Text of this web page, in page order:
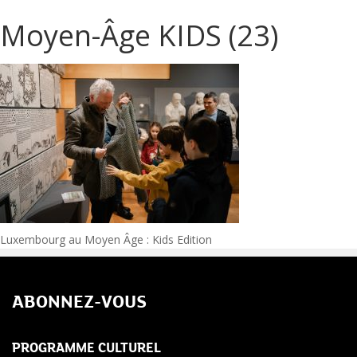
Moyen-Âge KIDS (23)
Navigation
l’article
Luxembourg au Moyen Âge : Kids Edition
ABONNEZ-VOUS
PROGRAMME CULTUREL